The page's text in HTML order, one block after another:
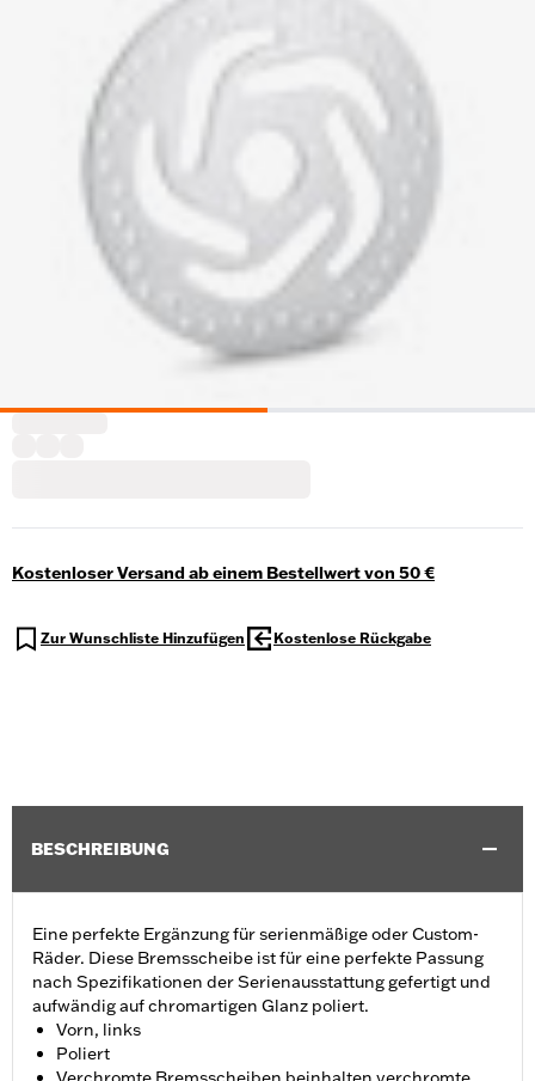
Kostenloser Versand ab einem Bestellwert von 50 €
Zur Wunschliste Hinzufügen Kostenlose Rückgabe
BESCHREIBUNG
Eine perfekte Ergänzung für serienmäßige oder Custom-
Räder. Diese Bremsscheibe ist für eine perfekte Passung
nach Spezifikationen der Serienausstattung gefertigt und
aufwändig auf chromartigen Glanz poliert.
Vorn, links
Poliert